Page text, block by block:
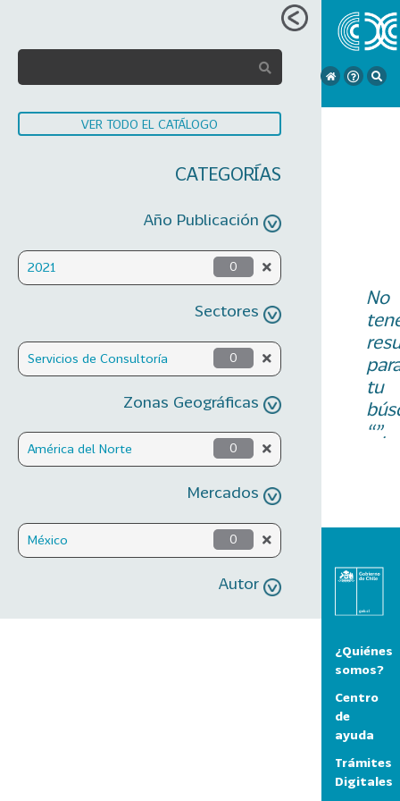
VER TODO EL CATÁLOGO
CATEGORÍAS
Año Publicación
2021 0
Sectores
Servicios de Consultoría 0
Zonas Geográficas
América del Norte 0
Mercados
México 0
Autor
No
tu
“”.
¿Quiénes
somos?
Centro
de
ayuda
Trámites
Digitales